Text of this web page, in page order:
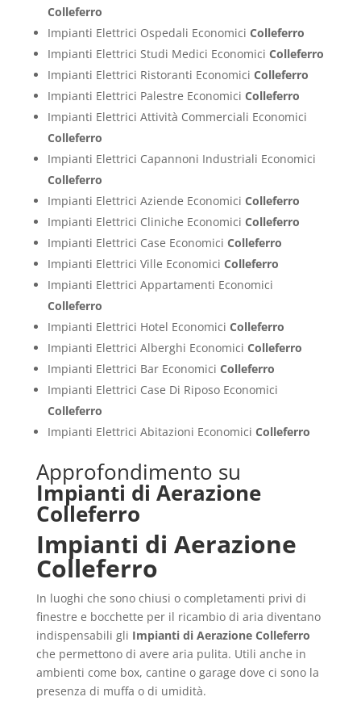
Colleferro
Impianti Elettrici Ospedali Economici Colleferro
Impianti Elettrici Studi Medici Economici Colleferro
Impianti Elettrici Ristoranti Economici Colleferro
Impianti Elettrici Palestre Economici Colleferro
Impianti Elettrici Attività Commerciali Economici
Colleferro
Impianti Elettrici Capannoni Industriali Economici
Colleferro
Impianti Elettrici Aziende Economici Colleferro
Impianti Elettrici Cliniche Economici Colleferro
Impianti Elettrici Case Economici Colleferro
Impianti Elettrici Ville Economici Colleferro
Impianti Elettrici Appartamenti Economici
Colleferro
Impianti Elettrici Hotel Economici Colleferro
Impianti Elettrici Alberghi Economici Colleferro
Impianti Elettrici Bar Economici Colleferro
Impianti Elettrici Case Di Riposo Economici
Colleferro
Impianti Elettrici Abitazioni Economici Colleferro
Approfondimento su
Impianti di Aerazione
Colleferro
Impianti di Aerazione
Colleferro
In luoghi che sono chiusi o completamenti privi di
finestre e bocchette per il ricambio di aria diventano
indispensabili gli Impianti di Aerazione Colleferro
che permettono di avere aria pulita. Utili anche in
ambienti come box, cantine o garage dove ci sono la
presenza di muffa o di umidità.